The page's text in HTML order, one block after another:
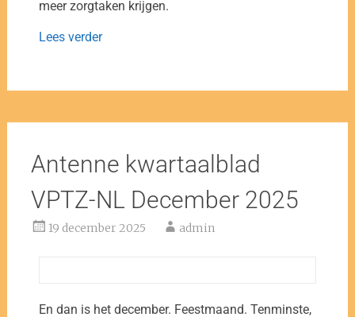
meer zorgtaken krijgen.
Lees verder
Antenne kwartaalblad
VPTZ-NL December 2025
19 december 2025 admin
En dan is het december. Feestmaand. Tenminste,